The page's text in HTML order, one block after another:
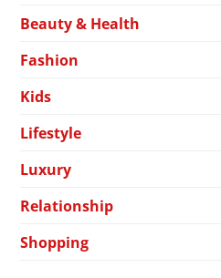
Beauty & Health
Fashion
Kids
Lifestyle
Luxury
Relationship
Shopping